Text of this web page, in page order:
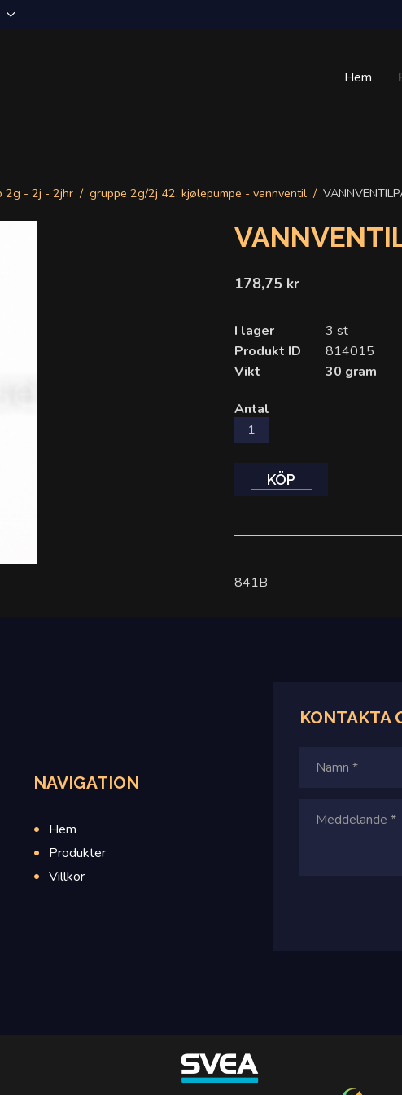
Hem
2g - 2j - 2jhr gruppe 2g/2j 42. kjølepumpe - vannventil
178,75 kr
I lager
3 st
Produkt ID
814015
Vikt
30 gram
Antal
KÖP
841B
NAVIGATION
Hem
Produkter
Villkor
KONTAKTA